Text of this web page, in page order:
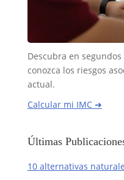
Descubra en
conozca los riesgos
actual.
Calcular mi IMC ➜
Últimas
10 alternativas